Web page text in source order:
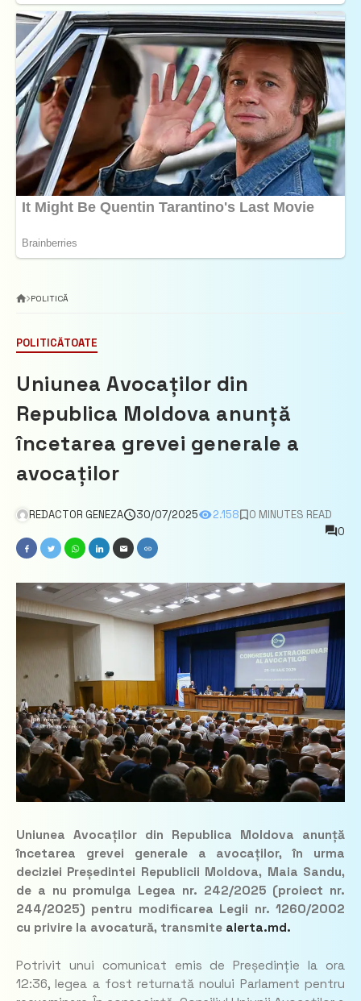
POLITICĂ
POLITICĂTOATE
Uniunea Avocaților din
Republica Moldova anunță
încetarea grevei generale a
avocaților
REDACTOR GENEZA 30/07/2025 2.158
0 MINUTES READ
0
Uniunea Avocaților din Republica Moldova anunță
încetarea grevei generale a avocaților, în urma
deciziei Președintei Republicii Moldova, Maia Sandu,
de a nu promulga Legea nr. 242/2025 (proiect nr.
244/2025) pentru modificarea Legii nr. 1260/2002
cu privire la avocatură, transmite alerta.md.
Potrivit unui comunicat emis de Președinție la ora
12:36, legea a fost returnată noului Parlament pentru